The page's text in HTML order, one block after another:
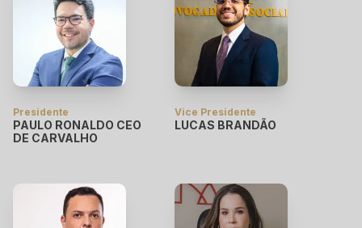
Presidente
PAULO RONALDO CEO
DE CARVALHO
Vice Presidente
LUCAS BRANDÃO